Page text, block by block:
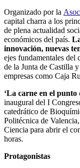
Organizado por la
capital charra a los
de plena actualidad
económicos del país.
innovación, nuevas
ejes fundamentales del
de la Junta de Castilla
empresas como Caja
‘La carne en el punto
inaugural del I
catedrático de
Politécnica de
Ciencia para abrir el
horas.
Protagonistas